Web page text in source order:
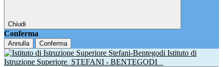
Chiudi
Conferma
Annulla Conferma
Istituto di
Istruzione Superiore STEFANI - BENTEGODI